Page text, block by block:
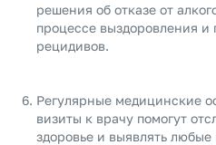
решения об отказе от
процессе выздоровления и
рецидивов.
Регулярные медицинские
визиты к врачу помогут
здоровье и выявлять